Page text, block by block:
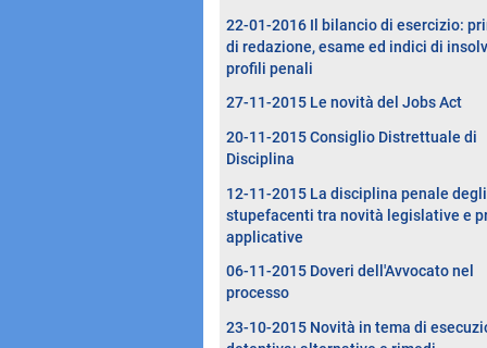
22-01-2016 Il bilancio di esercizio:
di redazione, esame ed indici di
profili penali
27-11-2015 Le novità del Jobs Act
20-11-2015 Consiglio Distrettuale di
Disciplina
12-11-2015 La disciplina penale degli
stupefacenti tra novità legislative e
applicative
06-11-2015 Doveri dell'Avvocato nel
processo
23-10-2015 Novità in tema di